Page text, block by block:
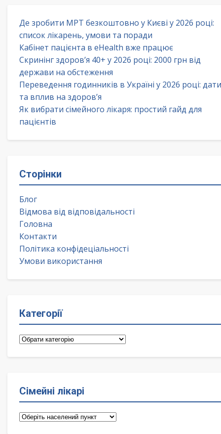
Де зробити МРТ безкоштовно у Києві у 2026 році:
список лікарень, умови та поради
Кабінет пацієнта в eHealth вже працює
Скринінг здоров’я 40+ у 2026 році: 2000 грн від
держави на обстеження
Переведення годинників в Україні у 2026 році: дати
та вплив на здоров’я
Як вибрати сімейного лікаря: простий гайд для
пацієнтів
Сторінки
Блог
Відмова від відповідальності
Головна
Контакти
Політика конфідеціальності
Умови використання
Категорії
Категорії
Сімейні лікарі
Сімейні